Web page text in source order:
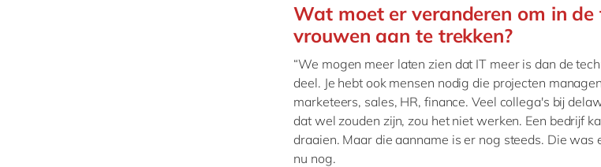
Wat moet er veranderen om in
vrouwen aan te trekken?
“We mogen meer laten zien dat IT meer is dan de
deel. Je hebt ook mensen nodig die projecten
marketeers, sales, HR, finance. Veel collega's bij
dat wel zouden zijn, zou het niet werken. Een bedrijf
draaien. Maar die aanname is er nog steeds. Die
nu nog.